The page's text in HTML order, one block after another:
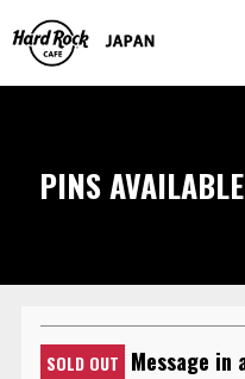
PINS
SOLD OUT Message in